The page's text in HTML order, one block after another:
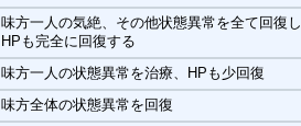
味方一人の気絶、その他状態異常を全て回復し
HPも完全に回復する
味方一人の状態異常を治療、HPも少回復
味方全体の状態異常を回復